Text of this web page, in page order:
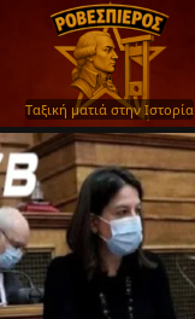
Ταξική ματιά στην Ιστορία